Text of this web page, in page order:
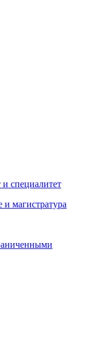
и специалитет
магистратура